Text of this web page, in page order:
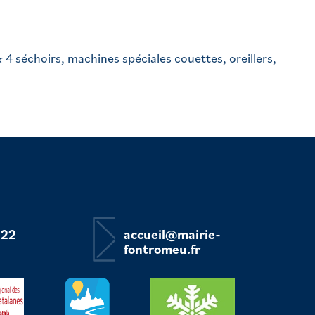
séchoirs, machines spéciales couettes, oreillers,
accueil@mairie-
fontromeu.fr